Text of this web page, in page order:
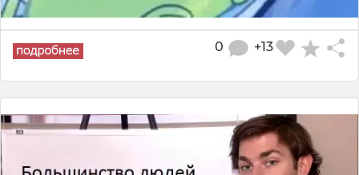
+13
0